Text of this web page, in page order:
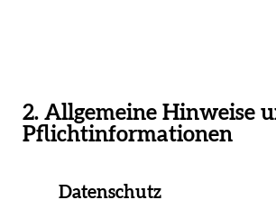
2. Allgemeine Hinweise
Pflichtinformationen
Datenschutz